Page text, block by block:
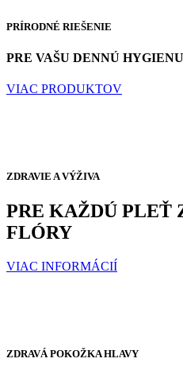
PRÍRODNÉ RIEŠENIE
PRE VAŠU DENNÚ HYGIENU
VIAC PRODUKTOV
ZDRAVIE A VÝŽIVA
PRE KAŽDÚ PLEŤ
FLÓRY
VIAC INFORMÁCIÍ
ZDRAVÁ POKOŽKA HLAVY